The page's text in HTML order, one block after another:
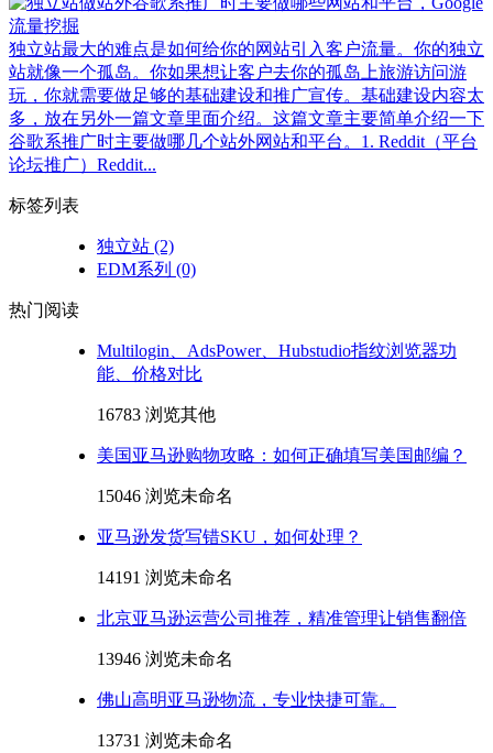
独立站最大的难点是如何给你的网站引入客户流量。你的独立
站就像一个孤岛。你如果想让客户去你的孤岛上旅游访问游
玩，你就需要做足够的基础建设和推广宣传。基础建设内容太
多，放在另外一篇文章里面介绍。这篇文章主要简单介绍一下
谷歌系推广时主要做哪几个站外网站和平台。1. Reddit（平台
论坛推广）Reddit...
标签列表
独立站 (2)
EDM系列 (0)
热门阅读
Multilogin、AdsPower、Hubstudio指纹浏览器功
能、价格对比
16783 浏览其他
美国亚马逊购物攻略：如何正确填写美国邮编？
15046 浏览未命名
亚马逊发货写错SKU，如何处理？
14191 浏览未命名
北京亚马逊运营公司推荐，精准管理让销售翻倍
13946 浏览未命名
佛山高明亚马逊物流，专业快捷可靠。
13731 浏览未命名